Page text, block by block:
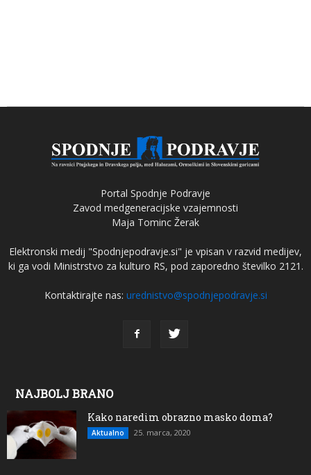
Portal Spodnje Podravje
Zavod medgeneracijske vzajemnosti
Maja Tominc Žerak
Elektronski medij "Spodnjepodravje.si" je vpisan v razvid medijev,
ki ga vodi Ministrstvo za kulturo RS, pod zaporedno številko 2121.
Kontaktirajte nas: urednistvo@spodnjepodravje.si
NAJBOLJ BRANO
Kako naredim obrazno masko doma?
Aktualno 25. marca, 2020